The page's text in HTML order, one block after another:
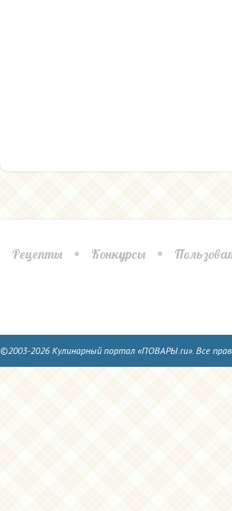
Рецепты Конкурсы
©2003-2026 Кулинарный портал «ПОВАРЫ.ru». Все